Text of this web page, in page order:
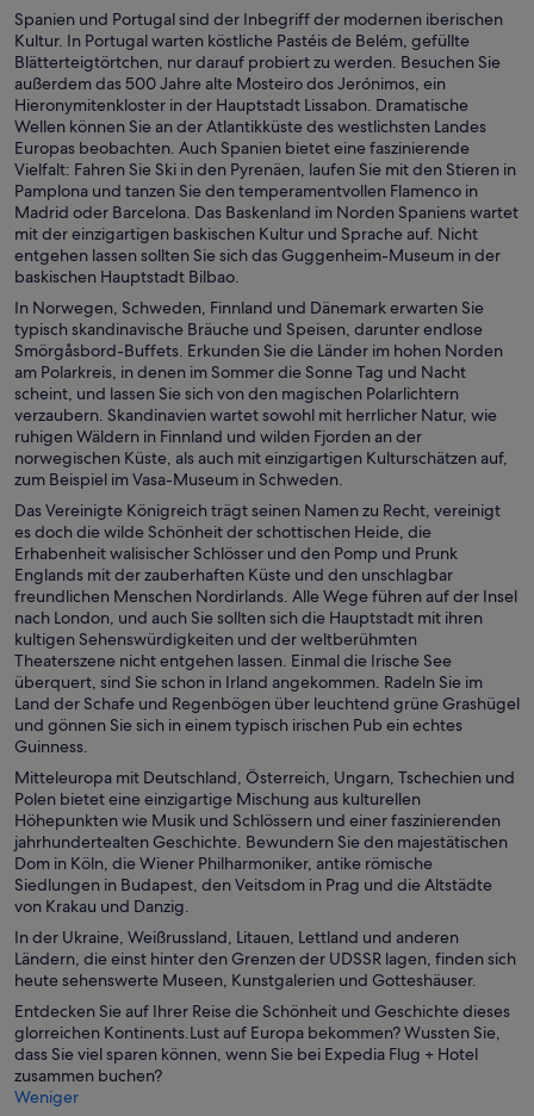
Spanien und Portugal sind der Inbegriff der modernen iberischen
Kultur. In Portugal warten köstliche Pastéis de Belém, gefüllte
Blätterteigtörtchen, nur darauf probiert zu werden. Besuchen Sie
außerdem das 500 Jahre alte Mosteiro dos Jerónimos, ein
Hieronymitenkloster in der Hauptstadt Lissabon. Dramatische
Wellen können Sie an der Atlantikküste des westlichsten Landes
Europas beobachten. Auch Spanien bietet eine faszinierende
Vielfalt: Fahren Sie Ski in den Pyrenäen, laufen Sie mit den Stieren in
Pamplona und tanzen Sie den temperamentvollen Flamenco in
Madrid oder Barcelona. Das Baskenland im Norden Spaniens wartet
mit der einzigartigen baskischen Kultur und Sprache auf. Nicht
entgehen lassen sollten Sie sich das Guggenheim-Museum in der
baskischen Hauptstadt Bilbao.
In Norwegen, Schweden, Finnland und Dänemark erwarten Sie
typisch skandinavische Bräuche und Speisen, darunter endlose
Smörgåsbord-Buffets. Erkunden Sie die Länder im hohen Norden
am Polarkreis, in denen im Sommer die Sonne Tag und Nacht
scheint, und lassen Sie sich von den magischen Polarlichtern
verzaubern. Skandinavien wartet sowohl mit herrlicher Natur, wie
ruhigen Wäldern in Finnland und wilden Fjorden an der
norwegischen Küste, als auch mit einzigartigen Kulturschätzen auf,
zum Beispiel im Vasa-Museum in Schweden.
Das Vereinigte Königreich trägt seinen Namen zu Recht, vereinigt
es doch die wilde Schönheit der schottischen Heide, die
Erhabenheit walisischer Schlösser und den Pomp und Prunk
Englands mit der zauberhaften Küste und den unschlagbar
freundlichen Menschen Nordirlands. Alle Wege führen auf der Insel
nach London, und auch Sie sollten sich die Hauptstadt mit ihren
kultigen Sehenswürdigkeiten und der weltberühmten
Theaterszene nicht entgehen lassen. Einmal die Irische See
überquert, sind Sie schon in Irland angekommen. Radeln Sie im
Land der Schafe und Regenbögen über leuchtend grüne Grashügel
und gönnen Sie sich in einem typisch irischen Pub ein echtes
Guinness.
Mitteleuropa mit Deutschland, Österreich, Ungarn, Tschechien und
Polen bietet eine einzigartige Mischung aus kulturellen
Höhepunkten wie Musik und Schlössern und einer faszinierenden
jahrhundertealten Geschichte. Bewundern Sie den majestätischen
Dom in Köln, die Wiener Philharmoniker, antike römische
Siedlungen in Budapest, den Veitsdom in Prag und die Altstädte
von Krakau und Danzig.
In der Ukraine, Weißrussland, Litauen, Lettland und anderen
Ländern, die einst hinter den Grenzen der UDSSR lagen, finden sich
heute sehenswerte Museen, Kunstgalerien und Gotteshäuser.
Entdecken Sie auf Ihrer Reise die Schönheit und Geschichte dieses
glorreichen Kontinents.Lust auf Europa bekommen? Wussten Sie,
dass Sie viel sparen können, wenn Sie bei Expedia Flug + Hotel
zusammen buchen?
Weniger